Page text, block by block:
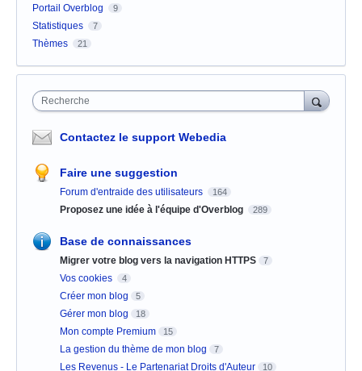
Portail Overblog 9
Statistiques 7
Thèmes 21
Recherche
Contactez le support Webedia
Faire une suggestion
Forum d'entraide des utilisateurs 164
Proposez une idée à l'équipe d'Overblog 289
Base de connaissances
Migrer votre blog vers la navigation HTTPS 7
Vos cookies 4
Créer mon blog 5
Gérer mon blog 18
Mon compte Premium 15
La gestion du thème de mon blog 7
Les Revenus - Le Partenariat Droits d'Auteur 10